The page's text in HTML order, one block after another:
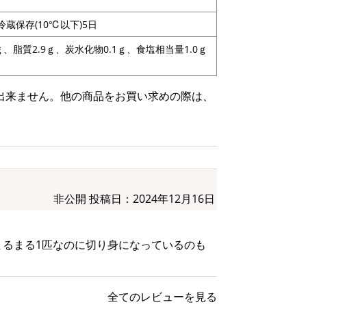
蔵保存(10℃以下)5日
脂質2.9ｇ、炭水化物0.1ｇ、食塩相当量1.0ｇ
ません。他の商品をお買い求めの際は、
非公開 投稿日：2024年12月16日
まる1匹なのに切り身になっているのも
全てのレビューを見る